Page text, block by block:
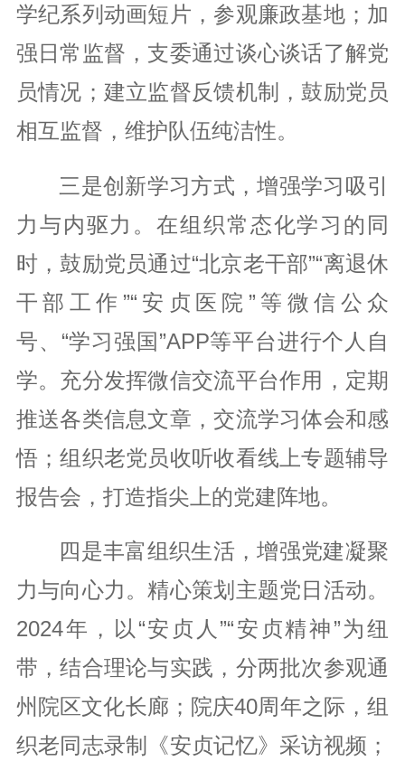
学纪系列动画短片，参观廉政基地；加
强日常监督，支委通过谈心谈话了解党
员情况；建立监督反馈机制，鼓励党员
相互监督，维护队伍纯洁性。
三是创新学习方式，增强学习吸引
力与内驱力。在组织常态化学习的同
时，鼓励党员通过“北京老干部”“离退休
干部工作”“安贞医院”等微信公众
号、“学习强国”APP等平台进行个人自
学。充分发挥微信交流平台作用，定期
推送各类信息文章，交流学习体会和感
悟；组织老党员收听收看线上专题辅导
报告会，打造指尖上的党建阵地。
四是丰富组织生活，增强党建凝聚
力与向心力。精心策划主题党日活动。
2024年，以“安贞人”“安贞精神”为纽
带，结合理论与实践，分两批次参观通
州院区文化长廊；院庆40周年之际，组
织老同志录制《安贞记忆》采访视频；